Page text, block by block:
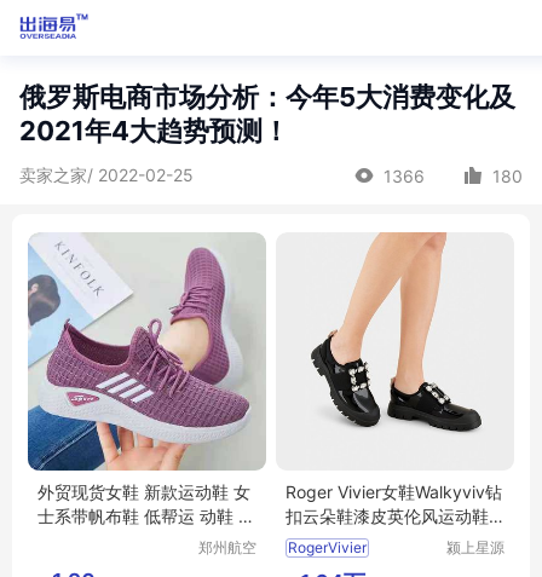
俄罗斯电商市场分析：今年5大消费变化及
2021年4大趋势预测！
卖家之家/ 2022-02-25 1366 180
外贸现货女鞋 新款运动鞋 女
士系带帆布鞋 低帮运 动鞋 健
郑州航空
Roger Vivier女鞋Walkyviv钻
扣云朵鞋漆皮英伦风运动鞋
齿轮鞋
RogerVivier
颍上星源